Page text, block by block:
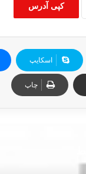
کپی آدرس
اسکایپ
چاپ